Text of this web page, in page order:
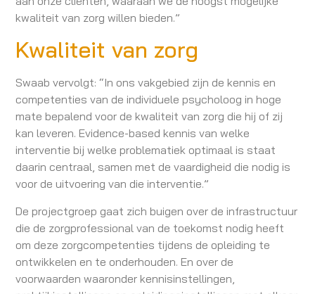
kwaliteit van zorg willen bieden.”
Kwaliteit van zorg
Swaab vervolgt: “In ons vakgebied zijn de kennis en
competenties van de individuele psycholoog in hoge
mate bepalend voor de kwaliteit van zorg die hij of zij
kan leveren. Evidence-based kennis van welke
interventie bij welke problematiek optimaal is staat
daarin centraal, samen met de vaardigheid die nodig is
voor de uitvoering van die interventie.”
De projectgroep gaat zich buigen over de infrastructuur
die de zorgprofessional van de toekomst nodig heeft
om deze zorgcompetenties tijdens de opleiding te
ontwikkelen en te onderhouden. En over de
voorwaarden waaronder kennisinstellingen,